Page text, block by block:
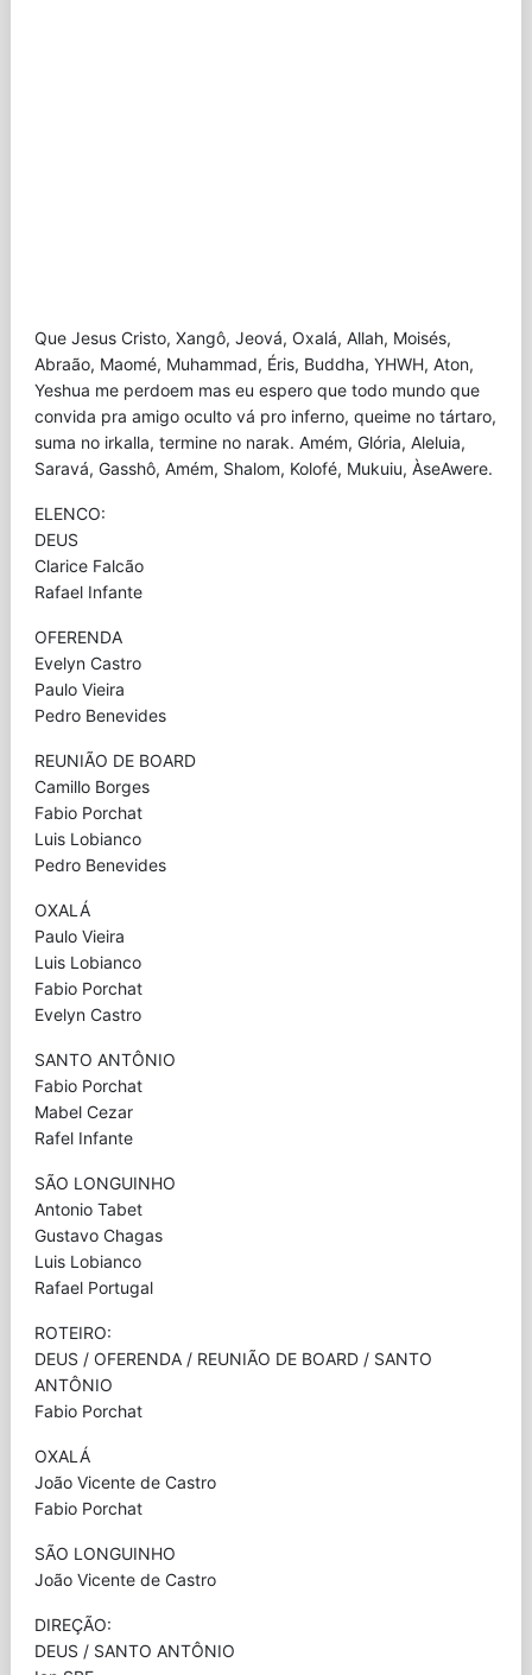
Que Jesus Cristo, Xangô, Jeová, Oxalá, Allah, Moisés,
Abraão, Maomé, Muhammad, Éris, Buddha, YHWH, Aton,
Yeshua me perdoem mas eu espero que todo mundo que
convida pra amigo oculto vá pro inferno, queime no tártaro,
suma no irkalla, termine no narak. Amém, Glória, Aleluia,
Saravá, Gasshô, Amém, Shalom, Kolofé, Mukuiu, ÀseAwere.
ELENCO:
DEUS
Clarice Falcão
Rafael Infante
OFERENDA
Evelyn Castro
Paulo Vieira
Pedro Benevides
REUNIÃO DE BOARD
Camillo Borges
Fabio Porchat
Luis Lobianco
Pedro Benevides
OXALÁ
Paulo Vieira
Luis Lobianco
Fabio Porchat
Evelyn Castro
SANTO ANTÔNIO
Fabio Porchat
Mabel Cezar
Rafel Infante
SÃO LONGUINHO
Antonio Tabet
Gustavo Chagas
Luis Lobianco
Rafael Portugal
ROTEIRO:
DEUS / OFERENDA / REUNIÃO DE BOARD / SANTO
ANTÔNIO
Fabio Porchat
OXALÁ
João Vicente de Castro
Fabio Porchat
SÃO LONGUINHO
João Vicente de Castro
DIREÇÃO:
DEUS / SANTO ANTÔNIO